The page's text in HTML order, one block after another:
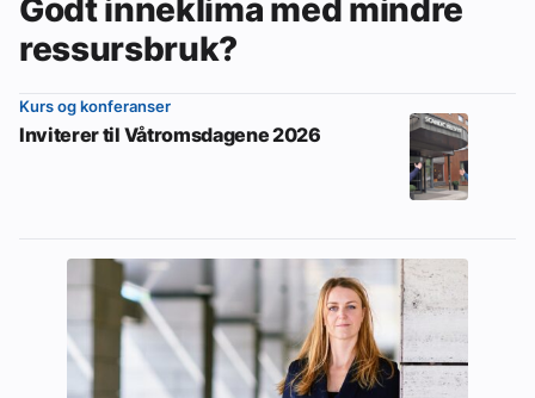
Godt inneklima med mindre
ressursbruk?
Kurs og konferanser
Inviterer til Våtromsdagene 2026